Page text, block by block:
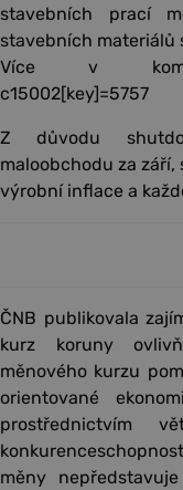
stavebních prací
stavebních materiálů
Více v
c15002[key]=5757
Z důvodu
maloobchodu za
výrobní inflace a
ČNB publikovala
kurz koruny
měnového kurzu
orientované
prostřednictvím
měny